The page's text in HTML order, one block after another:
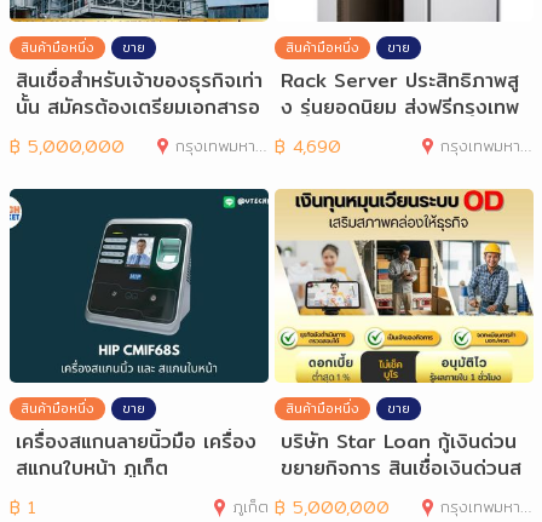
สินค้ามือหนึ่ง ขาย
สินเชื่อสำหรับเจ้าของธุรกิจเท่า
นั้น สมัครต้องเตรียมเอกสารอ
ะ
฿ 5,000,000 กรุงเทพมหานคร
สินค้ามือหนึ่ง ขาย
Rack Server ประสิทธิภาพสู
ง รุ่นยอดนิยม ส่งฟรีกรุงเทพ
ฯ รับประ
฿ 4,690 กรุงเทพมหานคร
สินค้ามือหนึ่ง ขาย
เครื่องสแกนลายนิ้วมือ เครื่อง
สแกนใบหน้า ภูเก็ต
฿ 1 ภูเก็ต
สินค้ามือหนึ่ง ขาย
บริษัท Star Loan กู้เงินด่วน
ขยายกิจการ สินเชื่อเงินด่วนส
ำ
฿ 5,000,000 กรุงเทพมหานคร